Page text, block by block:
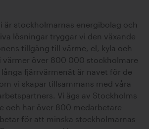
är stockholmarnas energibolag och
lösningar tryggar vi den växande
tillgång till värme, el, kyla och
värmer över 800 000 stockholmare
fjärrvärmenät är navet för de
vi skapar tillsammans med våra
Vi ägs av Stockholms
och har över 800 medarbetare
för att minska stockholmarnas